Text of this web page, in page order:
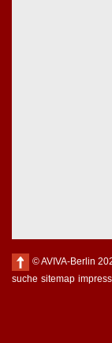
© AVIVA-Berlin
suche sitemap